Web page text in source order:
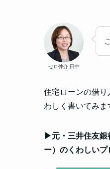
ゼロ仲介 田中
住宅ローンの借り
わしく書いてみま
▶元・三井住友銀
ー）のくわしい